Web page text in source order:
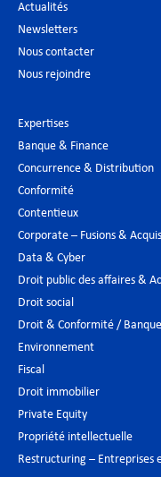
Actualités
Newsletters
Nous contacter
Nous rejoindre
Expertises
Banque & Finance
Concurrence & Distribution
Conformité
Contentieux
Corporate – Fusions &
Data & Cyber
Droit public des affaires &
Droit social
Droit & Conformité /
Environnement
Fiscal
Droit immobilier
Private Equity
Propriété intellectuelle
Restructuring – Entreprises